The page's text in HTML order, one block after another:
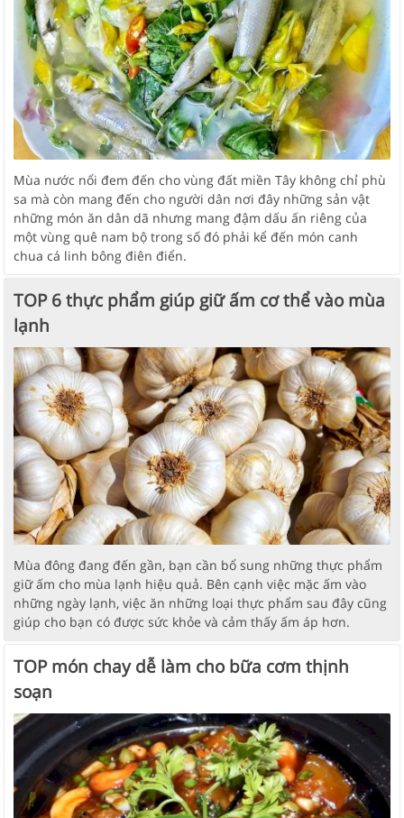
Mùa nước nổi đem đến cho vùng đất miền Tây không chỉ phù
sa mà còn mang đến cho người dân nơi đây những sản vật
những món ăn dân dã nhưng mang đậm dấu ấn riêng của
một vùng quê nam bộ trong số đó phải kể đến món canh
chua cá linh bông điên điển.
TOP 6 thực phẩm giúp giữ ấm cơ thể vào mùa
lạnh
Mùa đông đang đến gần, bạn cần bổ sung những thực phẩm
giữ ấm cho mùa lạnh hiệu quả. Bên cạnh việc mặc ấm vào
những ngày lạnh, việc ăn những loại thực phẩm sau đây cũng
giúp cho bạn có được sức khỏe và cảm thấy ấm áp hơn.
TOP món chay dễ làm cho bữa cơm thịnh
soạn